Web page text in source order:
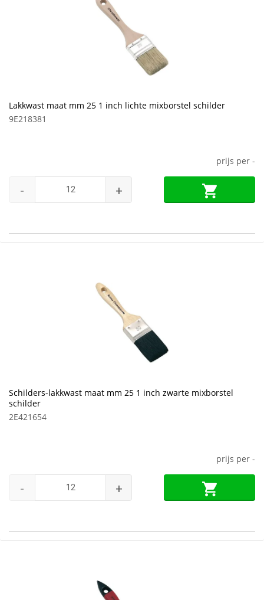
Lakkwast maat mm 25 1 inch lichte mixborstel schilder
9E218381
prijs per -
- +
Schilders-lakkwast maat mm 25 1 inch zwarte mixborstel
schilder
2E421654
prijs per -
- +